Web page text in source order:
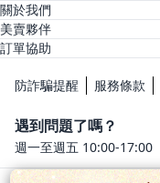
關於我們
關於美賣
人才招募
美賣夥伴
供應商註冊
網紅註冊
訂單協助
防詐騙提醒 服務條款
遇到問題了嗎？
週一至週五 10:00-17:00